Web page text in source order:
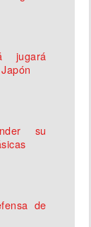
jugará
su
de